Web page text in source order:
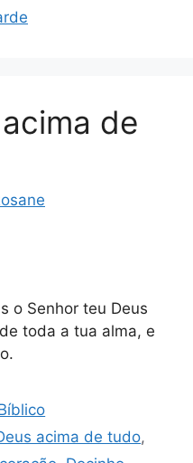
de
o Senhor teu Deus
toda a tua alma, e
acima de tudo,